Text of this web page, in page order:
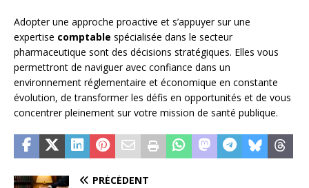
Adopter une approche proactive et s’appuyer sur une
expertise comptable spécialisée dans le secteur
pharmaceutique sont des décisions stratégiques. Elles vous
permettront de naviguer avec confiance dans un
environnement réglementaire et économique en constante
évolution, de transformer les défis en opportunités et de vous
concentrer pleinement sur votre mission de santé publique.
PRÉCÉDENT